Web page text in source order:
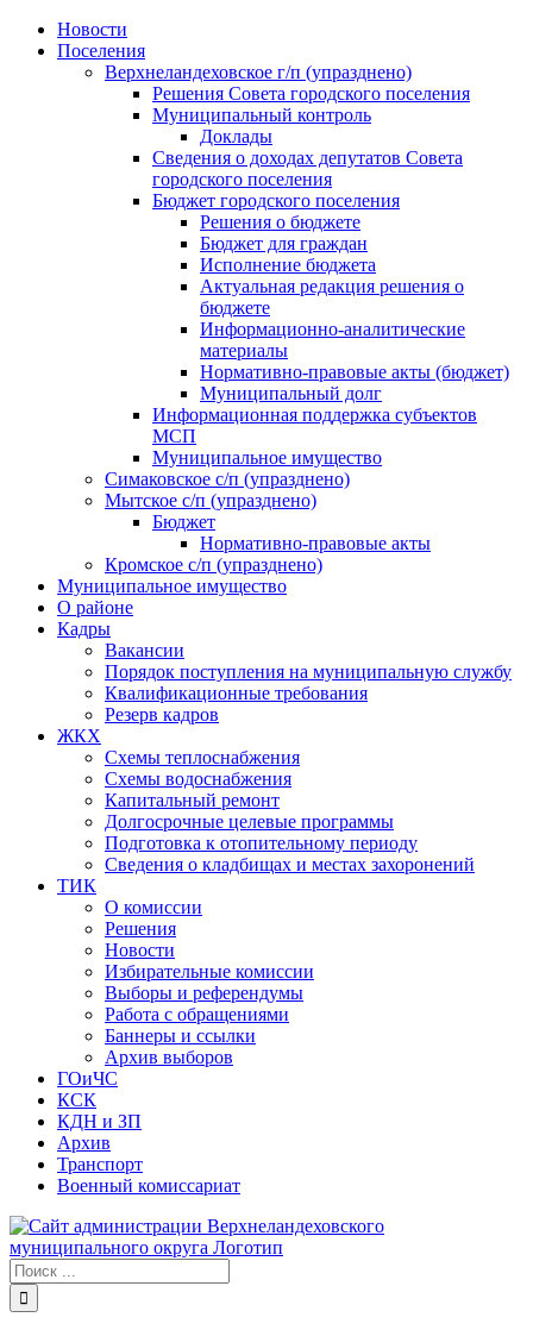
Skip
Новости
Поселения
Верхнеландеховское г/п (упразднено)
Решения Совета городского поселения
Муниципальный контроль
Доклады
Сведения о доходах депутатов Совета
городского поселения
Бюджет городского поселения
Решения о бюджете
Бюджет для граждан
Исполнение бюджета
Актуальная редакция решения о
бюджете
Информационно-аналитические
материалы
Нормативно-правовые акты (бюджет)
Муниципальный долг
Информационная поддержка субъектов
МСП
Муниципальное имущество
Симаковское с/п (упразднено)
Мытское с/п (упразднено)
Бюджет
Нормативно-правовые акты
Кромское с/п (упразднено)
Муниципальное имущество
О районе
Кадры
Вакансии
Порядок поступления на муниципальную службу
Квалификационные требования
Резерв кадров
ЖКХ
Схемы теплоснабжения
Схемы водоснабжения
Капитальный ремонт
Долгосрочные целевые программы
Подготовка к отопительному периоду
Сведения о кладбищах и местах захоронений
ТИК
О комиссии
Решения
Новости
Избирательные комиссии
Выборы и референдумы
Работа с обращениями
Баннеры и ссылки
Архив выборов
ГОиЧС
КСК
КДН и ЗП
Архив
Транспорт
Военный комиссариат
Результат
поиска: